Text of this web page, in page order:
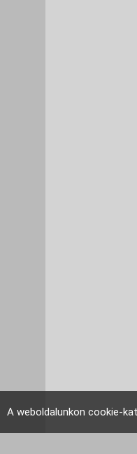
A weboldalunkon cookie-